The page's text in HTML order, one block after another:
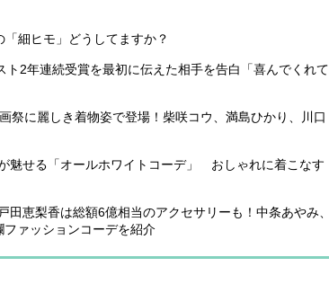
細ヒモ」どうしてますか？
2年連続受賞を最初に伝えた相手を告白「喜んでくれて
祭に麗しき着物姿で登場！柴咲コウ、満島ひかり、川口
魅せる「オールホワイトコーデ」 おしゃれに着こなす
田恵梨香は総額6億相当のアクセサリーも！中条あやみ、
ァッションコーデを紹介